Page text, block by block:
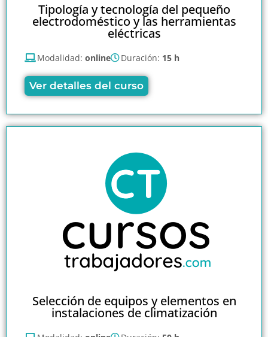
Tipología y tecnología del pequeño
electrodoméstico y las herramientas
eléctricas
Modalidad: online Duración: 15 h
Ver detalles del curso
Selección de equipos y elementos en
instalaciones de climatización